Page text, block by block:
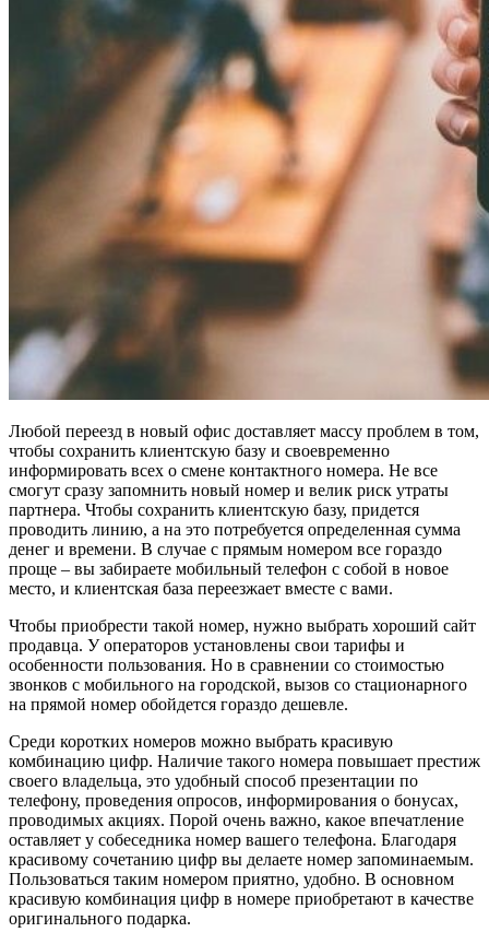
Любой переезд в новый офис доставляет массу проблем в том,
чтобы сохранить клиентскую базу и своевременно
информировать всех о смене контактного номера. Не все
смогут сразу запомнить новый номер и велик риск утраты
партнера. Чтобы сохранить клиентскую базу, придется
проводить линию, а на это потребуется определенная сумма
денег и времени. В случае с прямым номером все гораздо
проще – вы забираете мобильный телефон с собой в новое
место, и клиентская база переезжает вместе с вами.
Чтобы приобрести такой номер, нужно выбрать хороший сайт
продавца. У операторов установлены свои тарифы и
особенности пользования. Но в сравнении со стоимостью
звонков с мобильного на городской, вызов со стационарного
на прямой номер обойдется гораздо дешевле.
Среди коротких номеров можно выбрать красивую
комбинацию цифр. Наличие такого номера повышает престиж
своего владельца, это удобный способ презентации по
телефону, проведения опросов, информирования о бонусах,
проводимых акциях. Порой очень важно, какое впечатление
оставляет у собеседника номер вашего телефона. Благодаря
красивому сочетанию цифр вы делаете номер запоминаемым.
Пользоваться таким номером приятно, удобно. В основном
красивую комбинация цифр в номере приобретают в качестве
оригинального подарка.